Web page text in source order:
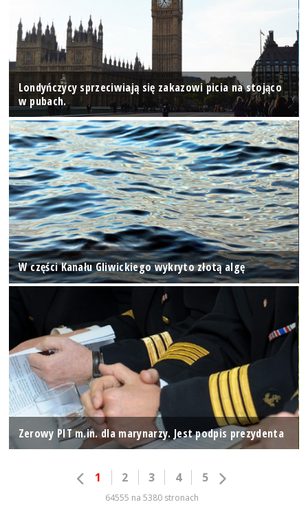
Londyńczycy sprzeciwiają się zakazowi picia na stojąco
w pubach.
W części Kanału Gliwickiego wykryto złotą algę
Zerowy PIT m.in. dla marynarzy. Jest podpis prezydenta
1 2 3 4 5
64555 na 5380 stronach